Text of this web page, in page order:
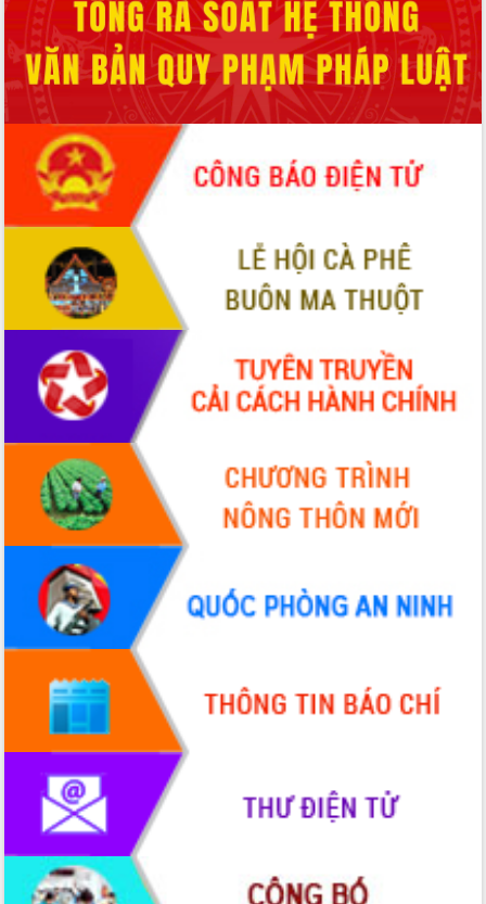
Tháo gỡ những vướng mắc, đẩy mạnh
công tác cải cách thủ tục hành chính
tại Trung tâm Phục vụ hành chính
công tỉnh
Đắk Lắk: Tôn vinh 46 giải pháp tại Hội
thi Sáng tạo Kỹ thuật 2024 - 2025
Đắk Lắk rà soát, điều chỉnh Đề án 190
về phát triển nuôi trồng thủy sản
Phó Chủ tịch UBND tỉnh Đắk Lắk
Trương Công Thái kiểm tra thực địa
Dự án cao tốc Khánh Hòa - Buôn Ma
Thuột
Định vị cà phê Việt Nam như một “di
sản sống” trong dòng chảy toàn cầu
Xây dựng nông thôn mới: Nâng cao đời
sống người dân từ những mô hình thiết
thực
Quyết liệt tháo gỡ vướng mắc, đẩy
nhanh tiến độ các dự án trọng điểm
trong Khu kinh tế Nam Phú Yên
Hòn Yến phát triển du lịch gắn với bảo
tồn biển
Lấy ý kiến điều chỉnh Quy hoạch tỉnh
Đắk Lắk thời kỳ 2021-2030, tầm nhìn
đến năm 2050
Phát động chiến dịch 30 ngày đêm
giải phóng mặt bằng Tuyến đường bộ
ven biển
Đắk Lắk nỗ lực thúc đẩy tăng trưởng
kinh tế từ 10% trở lên trong Quý
Đắk Lắk ký kết thỏa thuận hợp tác về
chuyển đổi số giai đoạn 2026 – 2030
với Tập đoàn Bưu chính Viễn thông
Việt Nam
Thứ trưởng Bộ Y tế làm việc với tỉnh
Đắk Lắk về phát triển nhân lực y tế
cho trạm y tế cấp xã